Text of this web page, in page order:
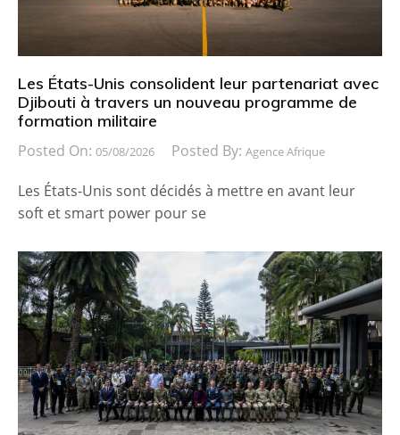
Les États-Unis consolident leur partenariat avec
Djibouti à travers un nouveau programme de
formation militaire
Posted On: 05/08/2026 Posted By: Agence Afrique
Les États-Unis sont décidés à mettre en avant leur
soft et smart power pour se